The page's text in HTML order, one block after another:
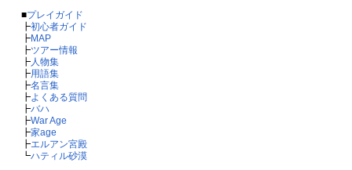
■プレイガイド
┣初心者ガイド
┣MAP
┣ツアー情報
┣人物集
┣用語集
┣名言集
┣よくある質問
┣バハ
┣War Age
┣家age
┣エルアン宮殿
┗ハティル砂漠